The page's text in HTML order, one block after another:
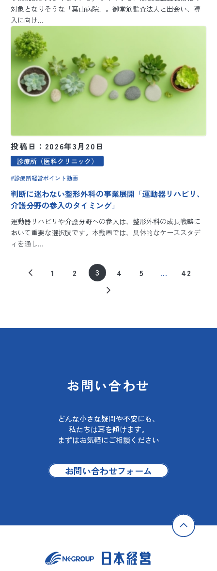
対象となりそうな「葉山病院」。御堂筋監査法人と出会い、導
入に向け…
投稿日：2026年3月20日
診療所（医科クリニック）
診療所経営ポイント動画
判断に迷わない整形外科の事業展開「運動器リハビリ、
介護分野の参入のタイミング」
運動器リハビリや介護分野への参入は、整形外科の成長戦略に
おいて重要な選択肢です。本動画では、具体的なケーススタデ
ィを通し…
1 2 3 4 5 … 42
お問い合わせ
どんな小さな疑問や不安にも、
私たちは耳を傾けます。
まずはお気軽にご相談ください
お問い合わせフォーム